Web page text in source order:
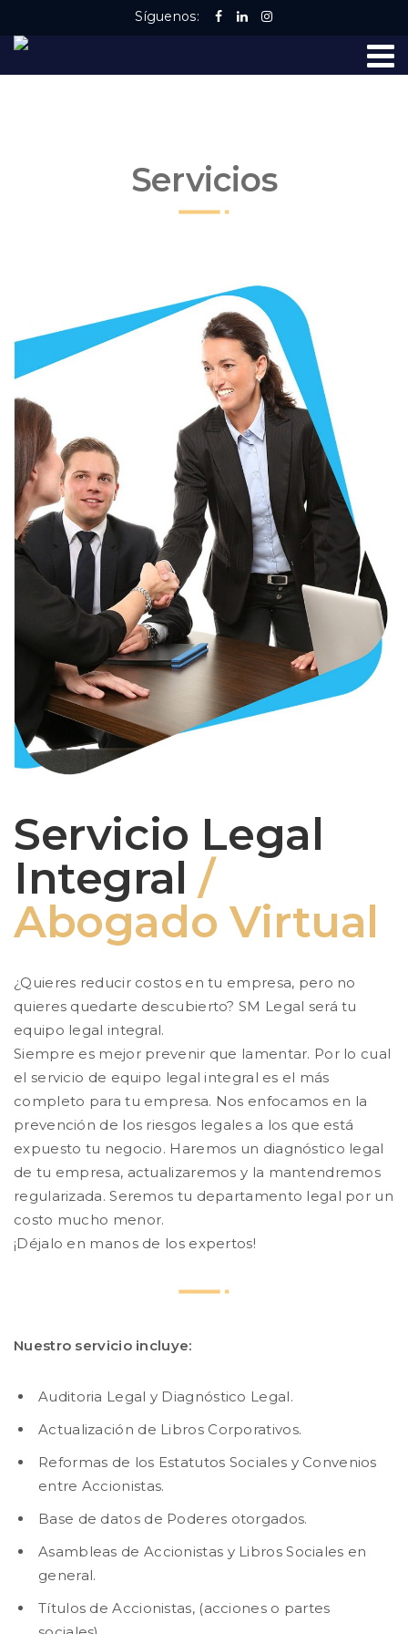
Síguenos:
Servicios
Servicio Legal
Integral/
Abogado Virtual
¿Quieres reducir costos en tu empresa, pero no
quieres quedarte descubierto? SM Legal será tu
equipo legal integral.
Siempre es mejor prevenir que lamentar. Por lo cual
el servicio de equipo legal integral es el más
completo para tu empresa. Nos enfocamos en la
prevención de los riesgos legales a los que está
expuesto tu negocio. Haremos un diagnóstico legal
de tu empresa, actualizaremos y la mantendremos
regularizada. Seremos tu departamento legal por un
costo mucho menor.
¡Déjalo en manos de los expertos!
Nuestro servicio incluye:
Auditoria Legal y Diagnóstico Legal.
Actualización de Libros Corporativos.
Reformas de los Estatutos Sociales y Convenios
entre Accionistas.
Base de datos de Poderes otorgados.
Asambleas de Accionistas y Libros Sociales en
general.
Títulos de Accionistas, (acciones o partes